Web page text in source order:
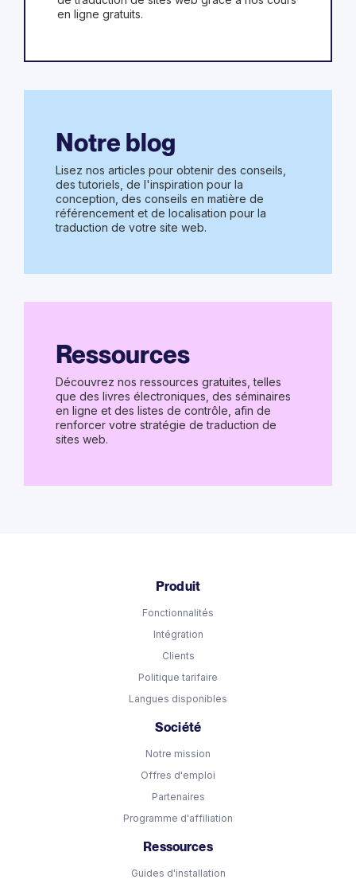
en ligne gratuits.
Notre blog
Lisez nos articles pour obtenir des conseils,
des tutoriels, de l'inspiration pour la
conception, des conseils en matière de
référencement et de localisation pour la
traduction de votre site web.
Ressources
Découvrez nos ressources gratuites, telles
que des livres électroniques, des séminaires
en ligne et des listes de contrôle, afin de
renforcer votre stratégie de traduction de
sites web.
Produit
Fonctionnalités
Intégration
Clients
Politique tarifaire
Langues disponibles
Société
Notre mission
Offres d'emploi
Partenaires
Programme d'affiliation
Ressources
Guides d'installation